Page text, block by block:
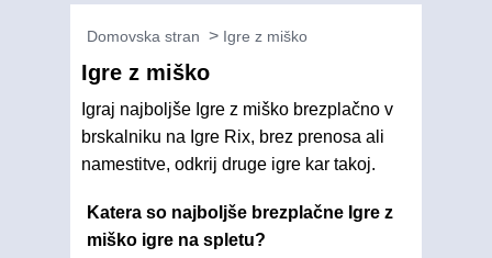
Domovska stran Igre z miško
Igre z miško
Igraj najboljše Igre z miško brezplačno v
brskalniku na Igre Rix, brez prenosa ali
namestitve, odkrij druge igre kar takoj.
Katera so najboljše brezplačne Igre z
miško igre na spletu?